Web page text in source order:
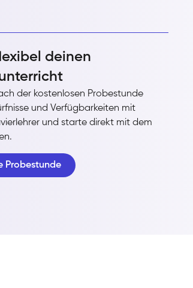
deinen
der kostenlosen Probestunde
und Verfügbarkeiten mit
und starte direkt mit dem
Probestunde